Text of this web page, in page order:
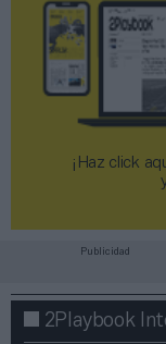
¡Haz click
Publicidad
2Playbook